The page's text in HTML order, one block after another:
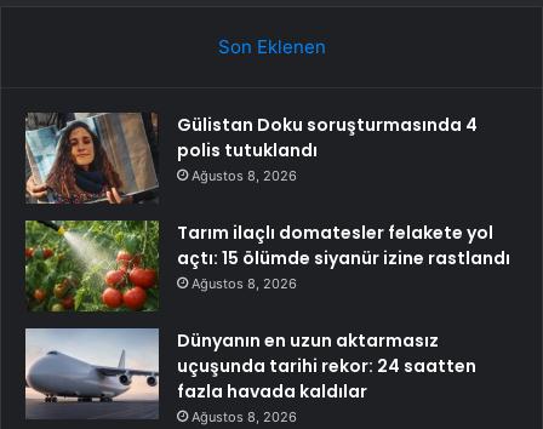
Son Eklenen
Gülistan Doku soruşturmasında 4
polis tutuklandı
Ağustos 8, 2026
Tarım ilaçlı domatesler felakete yol
açtı: 15 ölümde siyanür izine rastlandı
Ağustos 8, 2026
Dünyanın en uzun aktarmasız
uçuşunda tarihi rekor: 24 saatten
fazla havada kaldılar
Ağustos 8, 2026